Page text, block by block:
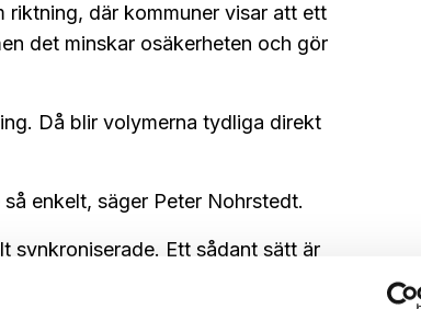
riktning, där kommuner visar att ett
det minskar osäkerheten och gör
Då blir volymerna tydliga direkt
enkelt, säger Peter Nohrstedt.
synkroniserade. Ett sådant sätt är
ställa relevanta krav utan att